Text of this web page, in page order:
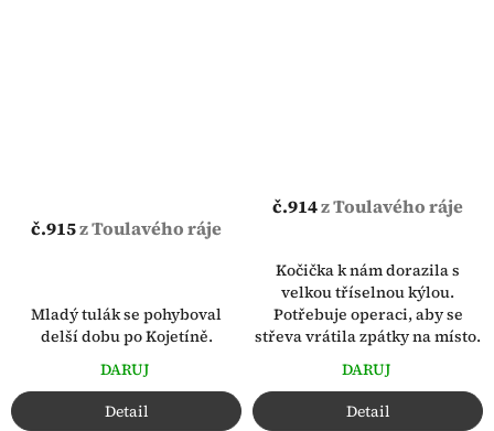
č.915z Toulavého ráje
Mladý tulák se pohyboval
delší dobu po Kojetíně.
DARUJ
Detail
č.914z Toulavého ráje
Kočička k nám dorazila s
velkou tříselnou kýlou.
Potřebuje operaci, aby se
střeva vrátila zpátky na místo.
DARUJ
Detail